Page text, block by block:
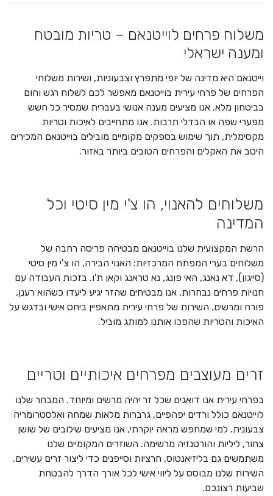
משלוח פרחים לוייטנאם – טריות מובטח
ומענה ישראלי
וייטנאם היא מדינה של יופי מתפרץ וצבעוניות, ושירות משלוחי
הפרחים של פרחי עירית בוייטנאם מאפשר לכם לשלוח רגש וחום
בביטחון מלא. אנו מציעים מענה אנושי בעברית שמסיר כל חשש
מפערי שפה או הבדלי תרבות. אנו מתחייבים לאיכות וטריות
מקסימלית, תוך שימוש בספקים מקומיים מובילים בוייטנאם המכירים
היטב את האקלים והפרחים הטובים ביותר באזור.
משלוחים להאנוי, הו צ'י מין סיטי וכל
המדינה
הרשת המקצועית שלנו בוייטנאם מבטיחה פריסה רחבה של
משלוחים בערי המפתח המרכזיות: האנוי הבירה, הו צ'י מין סיטי
(סייגון), דא נאנג, האי פונג, נא טראנג וקאן ת'ו. בזכות העבודה עם
חנויות פרחים נבחרות, אנו מבטיחים שהזר יגיע ליעדו כשהוא רענן,
פורח ומרשים. השירות של פרחי עירית מתאפיין ביחס אישי ובדגש על
האיכות והטריות שהפכו אותנו למותג מוביל.
זרים מעוצבים מפרחים איכותיים וטריים
בפרחי עירית אנו דואגים שכל זר יהיה מרשים ומיוחד. המבחר שלנו
לוייטנאם כולל ורדים יפהפיים, גרברות מלאות שמחה ואלסטרומריה
צבעונית. למי שמחפש מראה יוקרתי, אנו מציעים שילובים של שושן
צחור, ליליות והורטנזיה מרשימה. השוזרים המקומיים שלנו
משתמשים גם בליזיאנטוס, חרציות וסייפנים כדי ליצור זרים עשירים.
השירות שלנו מבוסס על ליווי אישי לכל אורך הדרך להבטחת
שביעות רצונכם.